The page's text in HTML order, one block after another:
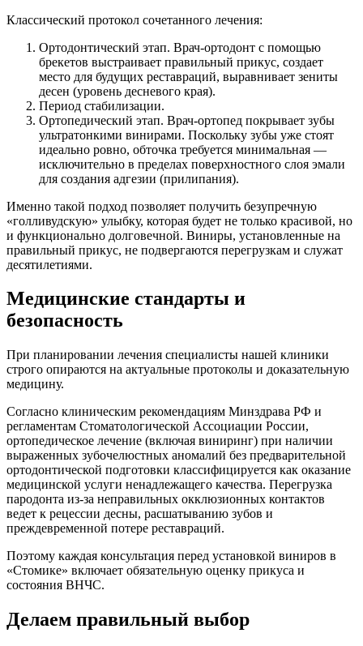
Классический протокол сочетанного лечения:
Ортодонтический этап. Врач-ортодонт с помощью
брекетов выстраивает правильный прикус, создает
место для будущих реставраций, выравнивает зениты
десен (уровень десневого края).
Период стабилизации.
Ортопедический этап. Врач-ортопед покрывает зубы
ультратонкими винирами. Поскольку зубы уже стоят
идеально ровно, обточка требуется минимальная —
исключительно в пределах поверхностного слоя эмали
для создания адгезии (прилипания).
Именно такой подход позволяет получить безупречную
«голливудскую» улыбку, которая будет не только красивой, но
и функционально долговечной. Виниры, установленные на
правильный прикус, не подвергаются перегрузкам и служат
десятилетиями.
Медицинские стандарты и
безопасность
При планировании лечения специалисты нашей клиники
строго опираются на актуальные протоколы и доказательную
медицину.
Согласно клиническим рекомендациям Минздрава РФ и
регламентам Стоматологической Ассоциации России,
ортопедическое лечение (включая виниринг) при наличии
выраженных зубочелюстных аномалий без предварительной
ортодонтической подготовки классифицируется как оказание
медицинской услуги ненадлежащего качества. Перегрузка
пародонта из-за неправильных окклюзионных контактов
ведет к рецессии десны, расшатыванию зубов и
преждевременной потере реставраций.
Поэтому каждая консультация перед установкой виниров в
«Стомике» включает обязательную оценку прикуса и
состояния ВНЧС.
Делаем правильный выбор